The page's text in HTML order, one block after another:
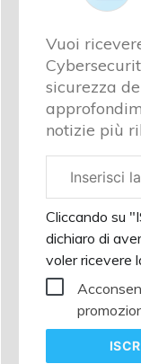
Vuoi
sicurezza
notizie più
aziendale
Cliccando su
dichiaro di
voler ricevere